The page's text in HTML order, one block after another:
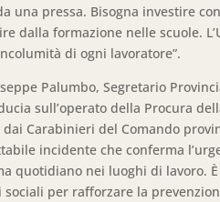
una pressa. Bisogna investire
dalla formazione nelle scuole.
di ogni lavoratore”.
Palumbo, Segretario
sull’operato della Procura
dai Carabinieri del Comando
incidente che conferma
quotidiano nei luoghi di lavoro.
per rafforzare la